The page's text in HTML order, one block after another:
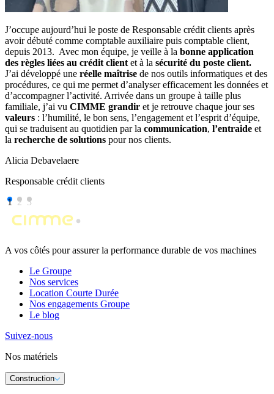
J’occupe aujourd’hui le poste de Responsable crédit clients après
avoir débuté comme comptable auxiliaire puis comptable client,
depuis 2013. Avec mon équipe, je veille à la bonne application
des règles liées au crédit clientet à la sécurité du poste client.
J’ai développé une réelle maîtrise de nos outils informatiques et des
procédures, ce qui me permet d’analyser efficacement les données et
d’accompagner l’activité. Arrivée dans un groupe à taille plus
familiale, j’ai vu CIMME grandir et je retrouve chaque jour ses
valeurs : l’humilité, le bon sens, l’engagement et l’esprit d’équipe,
qui se traduisent au quotidien par la communication, l’entraide et
la recherche de solutions pour nos clients.
Alicia Debavelaere
Responsable crédit clients
1 2 3
A vos côtés pour assurer la performance durable de vos machines
Le Groupe
Nos services
Location Courte Durée
Nos engagements Groupe
Le blog
Suivez-nous
Nos matériels
Construction